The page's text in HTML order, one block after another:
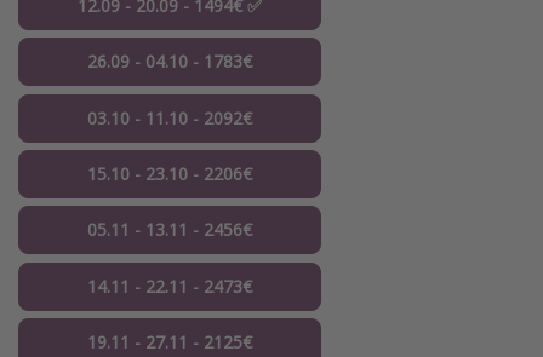
12.09 - 20.09 - 1494€ ✅
26.09 - 04.10 - 1783€
03.10 - 11.10 - 2092€
15.10 - 23.10 - 2206€
05.11 - 13.11 - 2456€
14.11 - 22.11 - 2473€
19.11 - 27.11 - 2125€